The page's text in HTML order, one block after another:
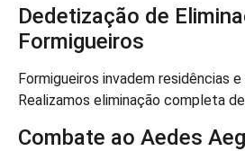
Dedetização de
Formigueiros
Formigueiros invadem residências
Realizamos eliminação completa
Combate ao Aedes